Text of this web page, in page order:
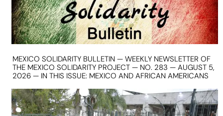
MEXICO SOLIDARITY BULLETIN — WEEKLY NEWSLETTER OF
THE MEXICO SOLIDARITY PROJECT — NO. 283 — AUGUST 5,
2026 — IN THIS ISSUE: MEXICO AND AFRICAN AMERICANS